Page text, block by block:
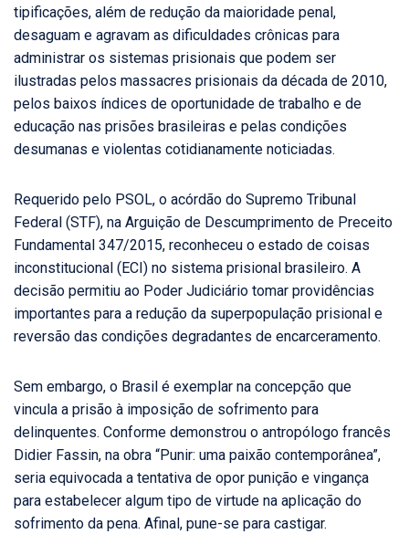
tipificações, além de redução da maioridade penal,
desaguam e agravam as dificuldades crônicas para
administrar os sistemas prisionais que podem ser
ilustradas pelos massacres prisionais da década de 2010,
pelos baixos índices de oportunidade de trabalho e de
educação nas prisões brasileiras e pelas condições
desumanas e violentas cotidianamente noticiadas.
Requerido pelo PSOL, o acórdão do Supremo Tribunal
Federal (STF), na Arguição de Descumprimento de Preceito
Fundamental 347/2015, reconheceu o estado de coisas
inconstitucional (ECI) no sistema prisional brasileiro. A
decisão permitiu ao Poder Judiciário tomar providências
importantes para a redução da superpopulação prisional e
reversão das condições degradantes de encarceramento.
Sem embargo, o Brasil é exemplar na concepção que
vincula a prisão à imposição de sofrimento para
delinquentes. Conforme demonstrou o antropólogo francês
Didier Fassin, na obra “Punir: uma paixão contemporânea”,
seria equivocada a tentativa de opor punição e vingança
para estabelecer algum tipo de virtude na aplicação do
sofrimento da pena. Afinal, pune-se para castigar.